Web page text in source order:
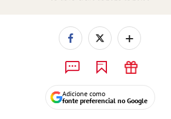
+
Adicione como
fonte preferencial no Google